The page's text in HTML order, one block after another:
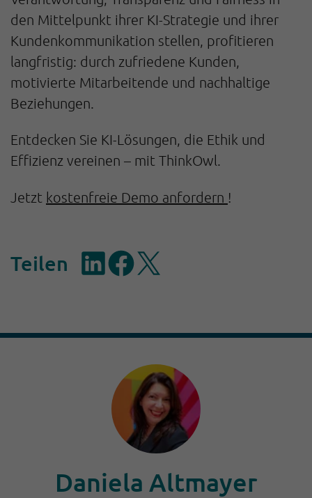
den Mittelpunkt ihrer KI-Strategie und ihrer
Kundenkommunikation stellen, profitieren
langfristig: durch zufriedene Kunden,
motivierte Mitarbeitende und nachhaltige
Beziehungen.
Entdecken Sie KI-Lösungen, die Ethik und
Effizienz vereinen – mit ThinkOwl.
Jetzt kostenfreie Demo anfordern !
Teilen
Daniela Altmayer